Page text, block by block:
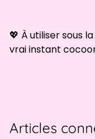
💖 À utiliser sous
vrai instant
Articles